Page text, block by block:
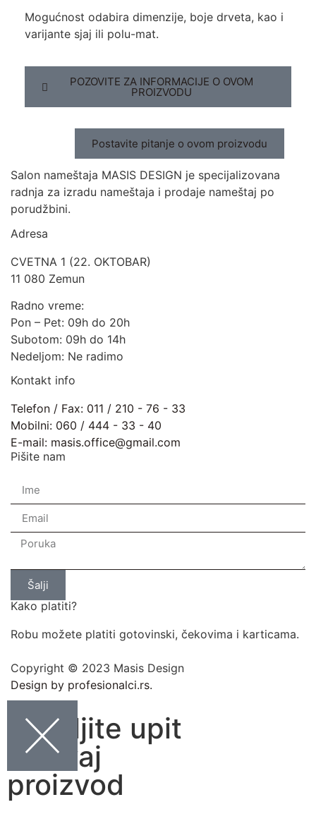
Mogućnost odabira dimenzije, boje drveta, kao i
varijante sjaj ili polu-mat.
POZOVITE ZA INFORMACIJE O OVOM
PROIZVODU
Postavite pitanje o ovom proizvodu
Salon nameštaja MASIS DESIGN je specijalizovana
radnja za izradu nameštaja i prodaje nameštaj po
porudžbini.
Adresa
CVETNA 1 (22. OKTOBAR)
11 080 Zemun
Radno vreme:
Pon – Pet: 09h do 20h
Subotom: 09h do 14h
Nedeljom: Ne radimo
Kontakt info
Telefon / Fax: 011 / 210 - 76 - 33
Mobilni: 060 / 444 - 33 - 40
E-mail: masis.office@gmail.com
Pišite nam
Šalji
Kako platiti?
Robu možete platiti gotovinski, čekovima i karticama.
Copyright © 2023 Masis Design
Design by profesionalci.rs.
Pošaljite upit
za ovaj
proizvod